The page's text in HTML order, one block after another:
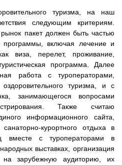
туризма, на наш
следующим критериям.
пакет должен быть частью
программы, включая лечение и
виза, перелет, проживание,
программа. Далее
работа с туроператорами,
туризма, и с
занимающегося вопросами
Также считаю
информационного сайта,
курортного отдыха в
вместе с туроператорами в
выставках, организация
на зарубежную аудиторию, их